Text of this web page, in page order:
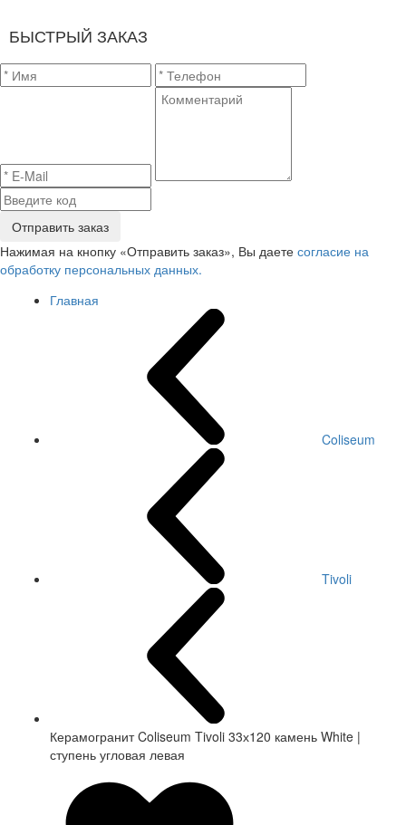
БЫСТРЫЙ ЗАКАЗ
Отправить заказ
Нажимая на кнопку «Отправить заказ», Вы даете согласие на
обработку персональных данных.
Главная
Coliseum
Tivoli
Керамогранит Coliseum Tivoli 33х120 камень White |
ступень угловая левая